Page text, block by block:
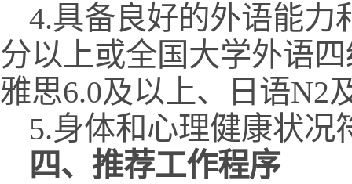
4.具备良好的外语能力
分以上或全国大学外语
雅思6.0及以上、日语N2
5.身体和心理健康状况
四、 推荐工作程序